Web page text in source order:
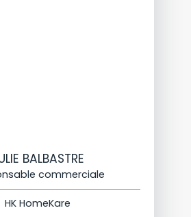
BALBASTRE
commerciale
HK HomeKare